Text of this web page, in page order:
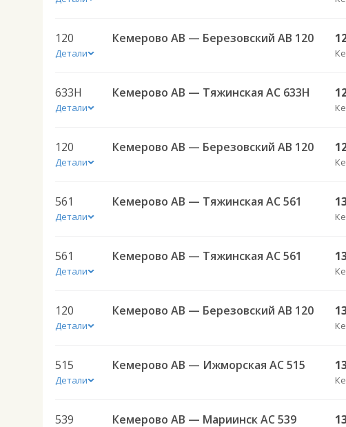
120
Детали
Кемерово АВ — Березовский АВ 120
633Н
Детали
Кемерово АВ — Тяжинская АС 633Н
120
Детали
Кемерово АВ — Березовский АВ 120
561
Детали
Кемерово АВ — Тяжинская АС 561
561
Детали
Кемерово АВ — Тяжинская АС 561
120
Детали
Кемерово АВ — Березовский АВ 120
515
Детали
Кемерово АВ — Ижморская АС 515
539 Кемерово АВ — Мариинск АС 539